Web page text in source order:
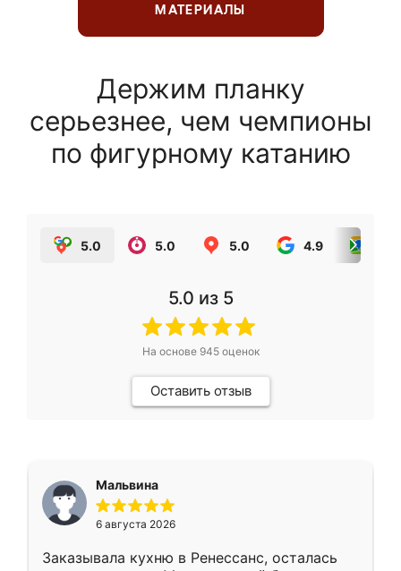
МАТЕРИАЛЫ
Держим планку
серьезнее, чем чемпионы
по фигурному катанию
5.0 5.0 5.0 4.9
5.0 из 5
На основе 945оценок
Оставить отзыв
Мальвина
6 августа 2026
Заказывала кухню в Ренессанс, осталась